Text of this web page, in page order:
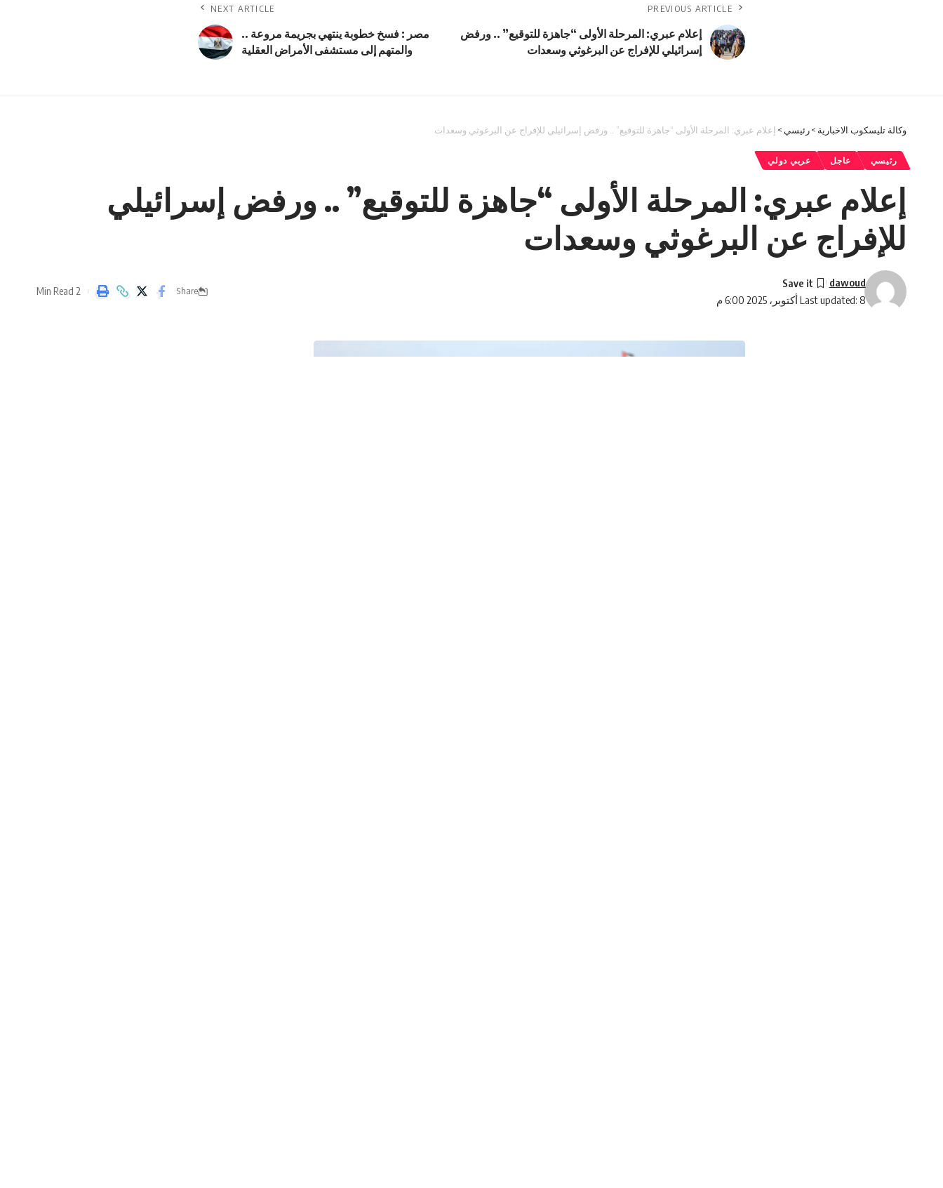
PREVIOUS ARTICLE
إعلام عبري: المرحلة الأولى “جاهزة للتوقيع” .. ورفض
إسرائيلي للإفراج عن البرغوثي وسعدات
NEXT ARTICLE
مصر : فسخ خطوبة ينتهي بجريمة مروعة ..
والمتهم إلى مستشفى الأمراض العقلية
وكالة تليسكوب الاخبارية >رئيسي > إعلام عبري: المرحلة الأولى “جاهزة للتوقيع” .. ورفض إسرائيلي للإفراج عن البرغوثي وسعدات
رئيسي عاجل عربي دولي
إعلام عبري: المرحلة الأولى “جاهزة للتوقيع” .. ورفض إسرائيلي
للإفراج عن البرغوثي وسعدات
Last updated: 8 أكتوبر، 2025 6:00 م
dawoud
Share
2 Min Read